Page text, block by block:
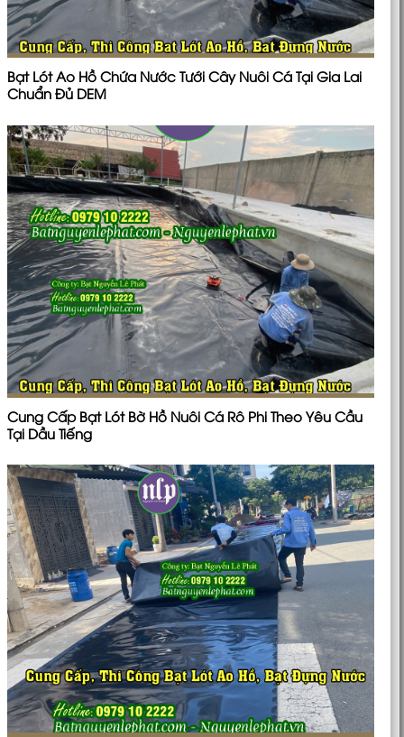
Bạt Lót Ao Hồ Chứa Nước Tưới Cây Nuôi Cá Tại Gia Lai
Chuẩn Đủ DEM
Cung Cấp Bạt Lót Bờ Hồ Nuôi Cá Rô Phi Theo Yêu Cầu
Tại Dầu Tiếng